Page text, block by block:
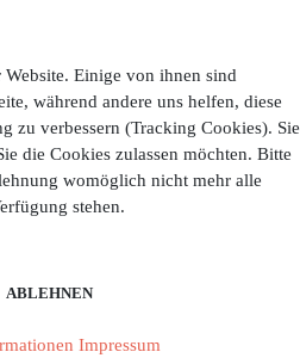
Einige von ihnen sind
während andere uns helfen, diese
zu verbessern (Tracking Cookies). Sie
die Cookies zulassen möchten. Bitte
womöglich nicht mehr alle
stehen.
ABLEHNEN
Impressum